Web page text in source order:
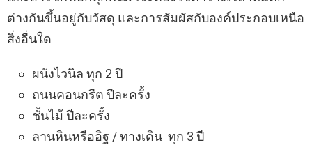
ต่างกันขึ้นอยู่กับวัสดุ และการสัมผัสกับองค์ประกอบเหนือ
สิ่งอื่นใด
ผนังไวนิล ทุก 2 ปี
ถนนคอนกรีต ปีละครั้ง
ชั้นไม้ ปีละครั้ง
ลานหินหรืออิฐ / ทางเดิน ทุก 3 ปี